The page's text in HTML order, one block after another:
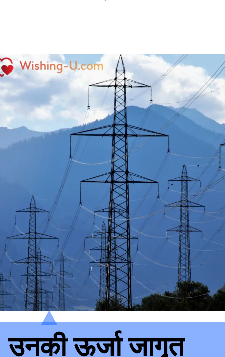
उनकी ऊर्जा जागृत